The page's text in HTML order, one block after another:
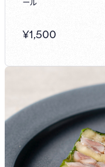
¥1,500